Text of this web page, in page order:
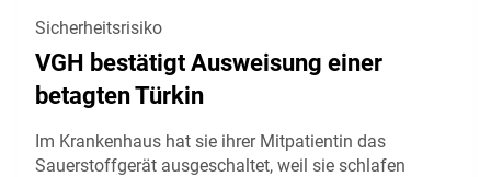
Sicherheitsrisiko
VGH bestätigt Ausweisung einer
betagten Türkin
Im Krankenhaus hat sie ihrer Mitpatientin das
Sauerstoffgerät ausgeschaltet, weil sie schlafen